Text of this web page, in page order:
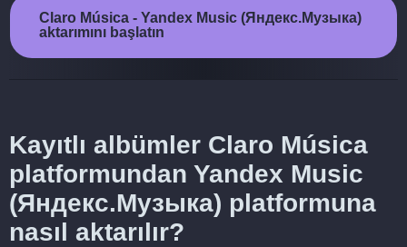
Claro Música - Yandex Music (Яндекс.Музыка)
aktarımını başlatın
Kayıtlı albümler Claro Música
platformundan Yandex Music
(Яндекс.Музыка) platformuna
nasıl aktarılır?